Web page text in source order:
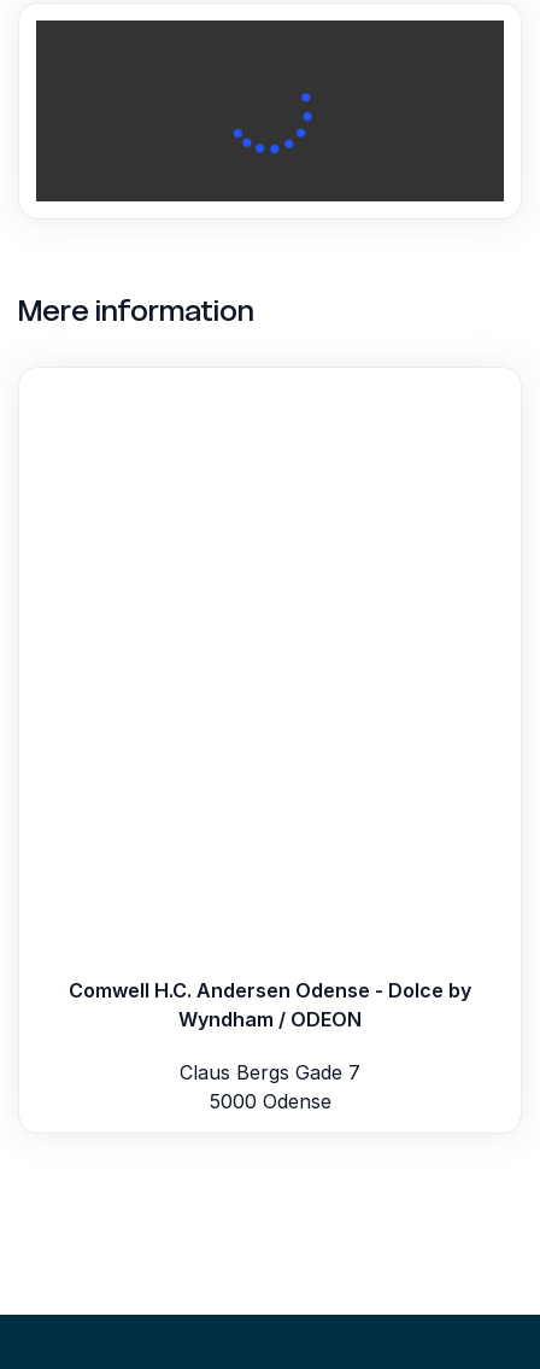
Mere information
Comwell H.C. Andersen Odense - Dolce by
Wyndham / ODEON
Claus Bergs Gade 7
5000 Odense